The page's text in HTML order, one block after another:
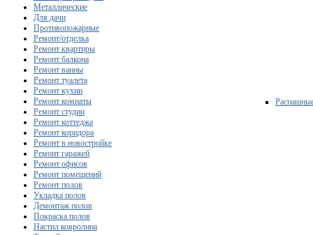
Металлические
Для дачи
Противопожарные
Ремонт/отделка
Ремонт квартиры
Ремонт балкона
Ремонт ванны
Ремонт туалета
Ремонт кухни
Ремонт комнаты
Ремонт студии
Ремонт коттеджа
Ремонт коридора
Ремонт в новостройке
Ремонт гаражей
Ремонт офисов
Ремонт помещений
Ремонт полов
Укладка полов
Демонтаж полов
Покраска полов
Настил ковролина